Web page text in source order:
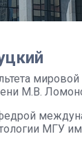
М.В.
МГУ